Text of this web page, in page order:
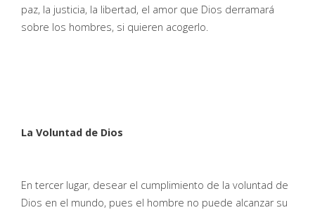
paz, la justicia, la libertad, el amor que Dios derramará
sobre los hombres, si quieren acogerlo.
La Voluntad de Dios
En tercer lugar, desear el cumplimiento de la voluntad de
Dios en el mundo, pues el hombre no puede alcanzar su